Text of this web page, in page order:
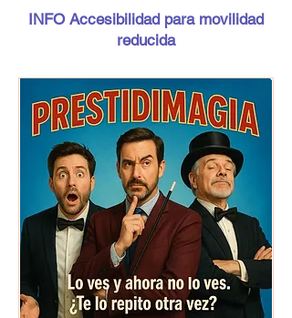
INFO Accesibilidad para movilidad
reducida